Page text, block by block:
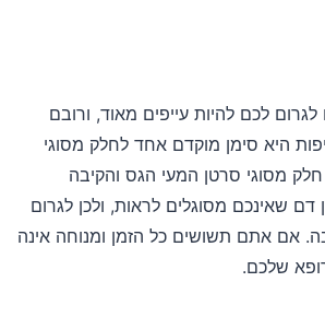
לכם להיות עייפים מאוד, ורובם
היא סימן מוקדם אחד לחלק מסוגי
חלק מסוגי סרטן המעי הגס והקיבה
דם שאינכם מסוגלים לראות, ולכן לגרום
אם אתם תשושים כל הזמן ומנוחה אינה
שלכם.